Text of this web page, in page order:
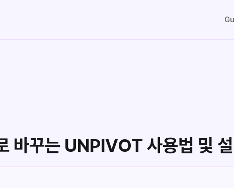
바꾸는 UNPIVOT 사용법 및